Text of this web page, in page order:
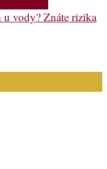
u vody? Znáte rizika